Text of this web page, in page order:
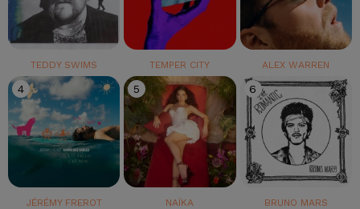
TEDDY SWIMS TEMPER CITY ALEX WARREN
4
JÉRÉMY FREROT
5
NAÏKA
6
BRUNO MARS